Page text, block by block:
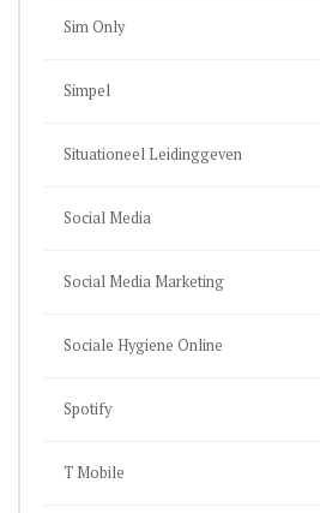
Sim Only
Simpel
Situationeel Leidinggeven
Social Media
Social Media Marketing
Sociale Hygiene Online
Spotify
T Mobile